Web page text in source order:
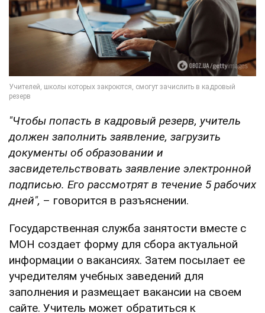
"Чтобы попасть в кадровый резерв, учитель
должен заполнить заявление, загрузить
документы об образовании и
засвидетельствовать заявление электронной
подписью. Его рассмотрят в течение 5 рабочих
дней", – говорится в разъяснении.
Государственная служба занятости вместе с
МОН создает форму для сбора актуальной
информации о вакансиях. Затем посылает ее
учредителям учебных заведений для
заполнения и размещает вакансии на своем
сайте. Учитель может обратиться к